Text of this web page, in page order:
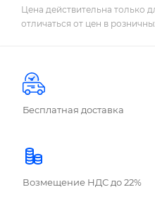
Цена действительна только
отличаться от цен в
Бесплатная доставка
Возмещение НДС до 22%